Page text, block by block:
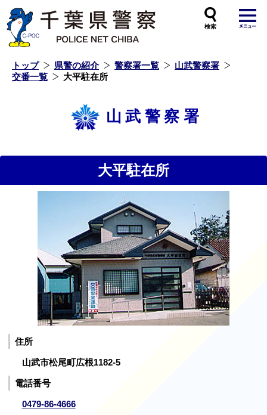
トップ 県警の紹介 警察署一覧
山武警察署
交番一覧
大平駐在所
山武警察署
大平駐在所
住所
山武市松尾町広根1182-5
電話番号
0479-86-4666